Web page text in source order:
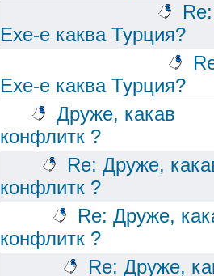
Re:
Ехе-е каква Турция?
Ехе-е каква Турция?
Друже, какав
конфлитк ?
Re: Друже,
конфлитк ?
Re: Друже,
конфлитк ?
Re: Друже,